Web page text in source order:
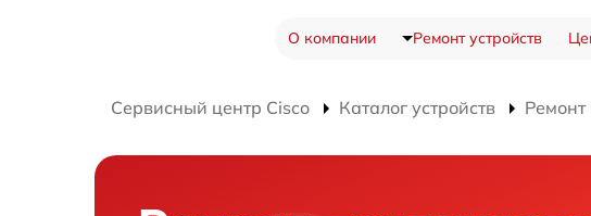
О компании Ремонт устройств
Сервисный центр Cisco Каталог устройств